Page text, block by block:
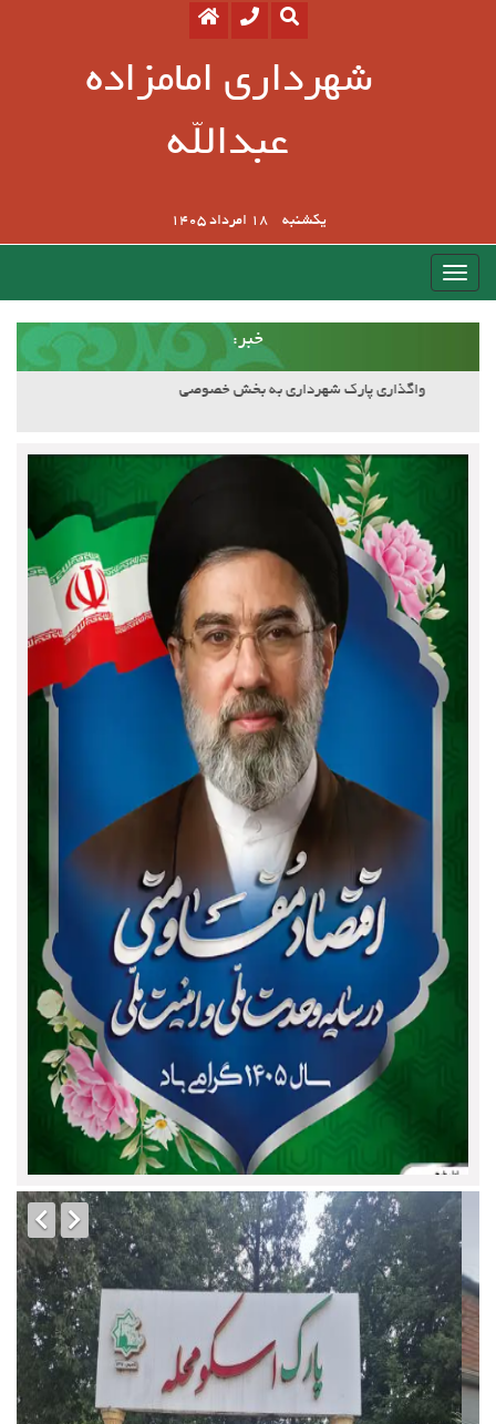
شهرداری امامزاده
عبدالله
یکشنبه 18 امرداد 1405
:خبر
آسفالت کوچه وصال ۲۰